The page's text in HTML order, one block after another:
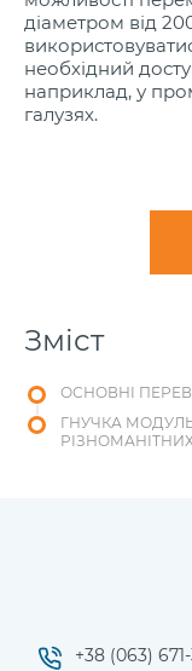
діаметром від
необхідний
наприклад, у
галузях.
Зміст
ОСНОВНІ
ГНУЧКА
+38 (063)